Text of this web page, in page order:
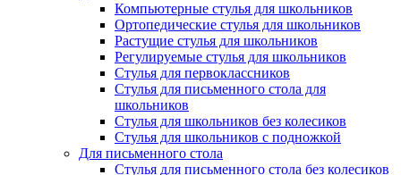
Компьютерные стулья для школьников
Ортопедические стулья для школьников
Растущие стулья для школьников
Регулируемые стулья для школьников
Стулья для первоклассников
Стулья для письменного стола для
школьников
Стулья для школьников без колесиков
Стулья для школьников с подножкой
Для письменного стола
Стулья для письменного стола без колесиков